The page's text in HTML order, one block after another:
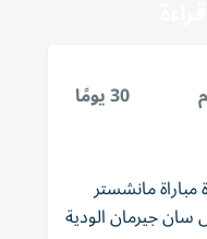
30 يومًا
مانشستر
سان جيرمان الودية